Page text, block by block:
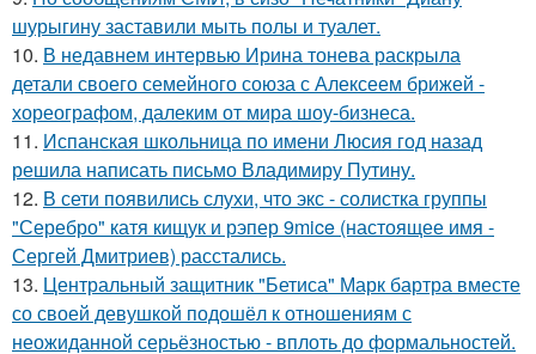
шурыгину заставили мыть полы и туалет.
10. В недавнем интервью Ирина тонева раскрыла
детали своего семейного союза с Алексеем брижей -
хореографом, далеким от мира шоу-бизнеса.
11. Испанская школьница по имени Люсия год назад
решила написать письмо Владимиру Путину.
12. В сети появились слухи, что экс - солистка группы
"Серебро" катя кищук и рэпер 9mice (настоящее имя -
Сергей Дмитриев) расстались.
13. Центральный защитник "Бетиса" Марк бартра вместе
со своей девушкой подошёл к отношениям с
неожиданной серьёзностью - вплоть до формальностей.